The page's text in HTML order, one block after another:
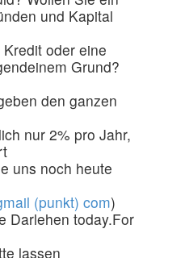
und Kapital
oder eine
Grund?
den ganzen
nur 2% pro Jahr,
uns noch heute
(punkt) com)
Darlehen today.For
lassen